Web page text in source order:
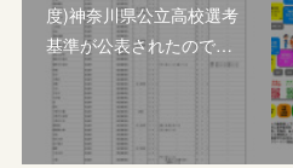
度)神奈川県公立高校選考
基準が公表されたので…